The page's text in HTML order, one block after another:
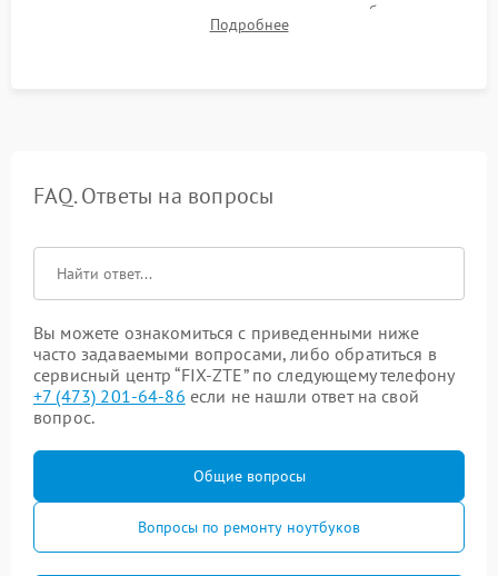
для контроля температурного режима и стабильности
системы под пиковой нагрузкой.
Подробнее
FAQ. Ответы на вопросы
Вы можете ознакомиться с приведенными ниже
часто задаваемыми вопросами, либо обратиться в
сервисный центр “FIX-ZTE” по следующему телефону
+7 (473) 201-64-86 если не нашли ответ на свой
вопрос.
Общие вопросы
Вопросы по ремонту ноутбуков